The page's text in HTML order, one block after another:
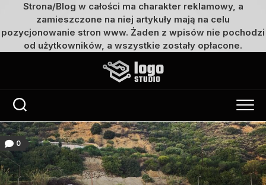
Strona/Blog w całości ma charakter reklamowy, a
zamieszczone na niej artykuły mają na celu
pozycjonowanie stron www. Żaden z wpisów nie pochodzi
od użytkowników, a wszystkie zostały opłacone.
0